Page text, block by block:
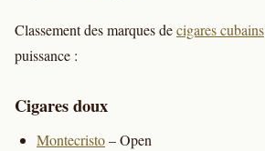
Classement des marques decigares cubains
puissance :
Cigares doux
Montecristo– Open